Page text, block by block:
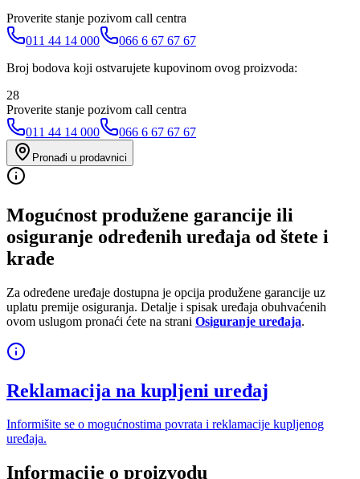
Proverite stanje pozivom call centra
011 44 14 000
066 6 67 67 67
Broj bodova koji ostvarujete kupovinom ovog proizvoda:
28
Proverite stanje pozivom call centra
011 44 14 000
066 6 67 67 67
Pronađi u prodavnici
Mogućnost produžene garancije ili
osiguranje određenih uređaja od štete i
krađe
Za određene uređaje dostupna je opcija produžene garancije uz
uplatu premije osiguranja. Detalje i spisak uređaja obuhvaćenih
ovom uslugom pronaći ćete na strani Osiguranje uređaja.
Reklamacija na kupljeni uređaj
Informišite se o mogućnostima povrata i reklamacije kupljenog
uređaja.
Informacije o proizvodu